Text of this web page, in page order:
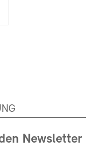
Newsletter